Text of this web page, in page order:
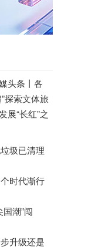
头条丨 各
”探索文体旅
展“长红”之
圾已清理
时代渐行
潮”闯
升级还是